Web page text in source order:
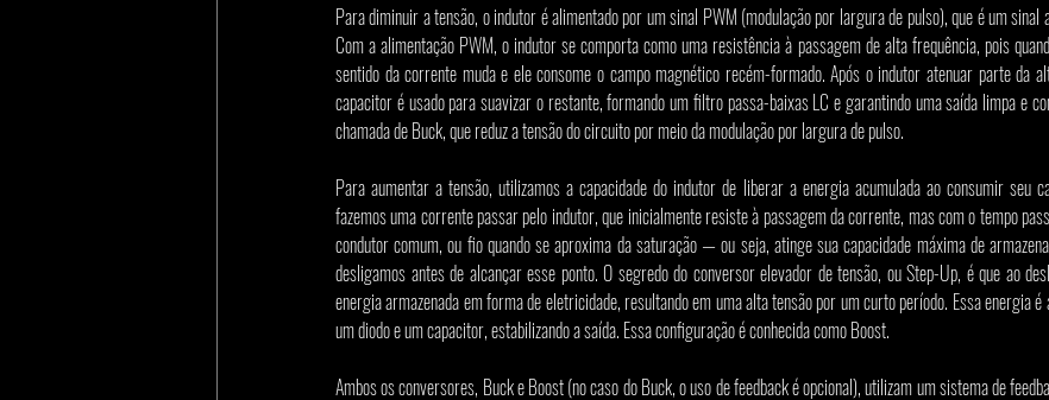
Para diminuir a tensão, o indutor é alimentado por um sinal PWM (modulação por largura de pulso), que é um sinal
Com a alimentação PWM, o indutor se comporta como uma resistência à passagem de alta frequência, pois
sentido da corrente muda e ele consome o campo magnético recém-formado. Após o indutor atenuar parte da
capacitor é usado para suavizar o restante, formando um filtro passa-baixas LC e garantindo uma saída limpa e
chamada de Buck, que reduz a tensão do circuito por meio da modulação por largura de pulso.
Para aumentar a tensão, utilizamos a capacidade do indutor de liberar a energia acumulada ao consumir seu
fazemos uma corrente passar pelo indutor, que inicialmente resiste à passagem da corrente, mas com o tempo
condutor comum, ou fio quando se aproxima da saturação — ou seja, atinge sua capacidade máxima de
desligamos antes de alcançar esse ponto. O segredo do conversor elevador de tensão, ou Step-Up, é que ao
energia armazenada em forma de eletricidade, resultando em uma alta tensão por um curto período. Essa energia é
um diodo e um capacitor, estabilizando a saída. Essa configuração é conhecida como Boost.
Ambos os conversores, Buck e Boost (no caso do Buck, o uso de feedback é opcional), utilizam um sistema de